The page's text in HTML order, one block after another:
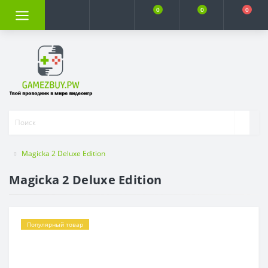
0 0 0
Magicka 2 Deluxe Edition
Magicka 2 Deluxe Edition
Популярный товар